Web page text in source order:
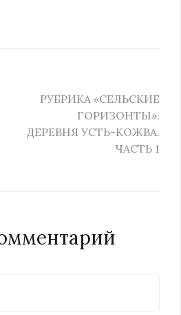
РУБРИКА «СЕЛЬСКИЕ
ГОРИЗОНТЫ».
ДЕРЕВНЯ УСТЬ-КОЖВА.
ЧАСТЬ 1